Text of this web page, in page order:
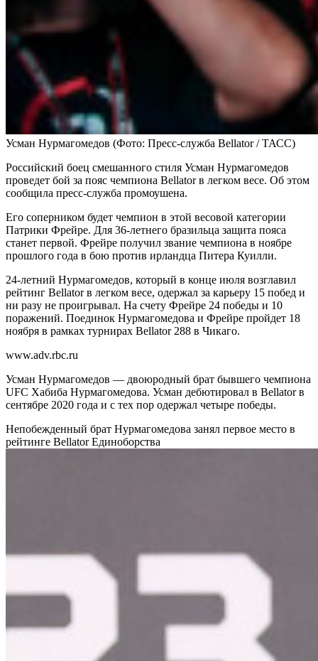
Усман Нурмагомедов (Фото: Пресс-служба Bellator / ТАСС)
Российский боец смешанного стиля Усман Нурмагомедов
проведет бой за пояс чемпиона Bellator в легком весе. Об этом
сообщила пресс-служба промоушена.
Его соперником будет чемпион в этой весовой категории
Патрики Фрейре. Для 36-летнего бразильца защита пояса
станет первой. Фрейре получил звание чемпиона в ноябре
прошлого года в бою против ирландца Питера Куилли.
24-летний Нурмагомедов, который в конце июля возглавил
рейтинг Bellator в легком весе, одержал за карьеру 15 побед и
ни разу не проигрывал. На счету Фрейре 24 победы и 10
поражений. Поединок Нурмагомедова и Фрейре пройдет 18
ноября в рамках турнирах Bellator 288 в Чикаго.
www.adv.rbc.ru
Усман Нурмагомедов — двоюродный брат бывшего чемпиона
UFC Хабиба Нурмагомедова. Усман дебютировал в Bellator в
сентябре 2020 года и с тех пор одержал четыре победы.
Непобежденный брат Нурмагомедова занял первое место в
рейтинге BellatorЕдиноборства